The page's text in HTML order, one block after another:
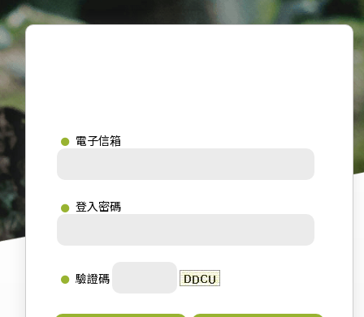
電子信箱
登入密碼
驗證碼